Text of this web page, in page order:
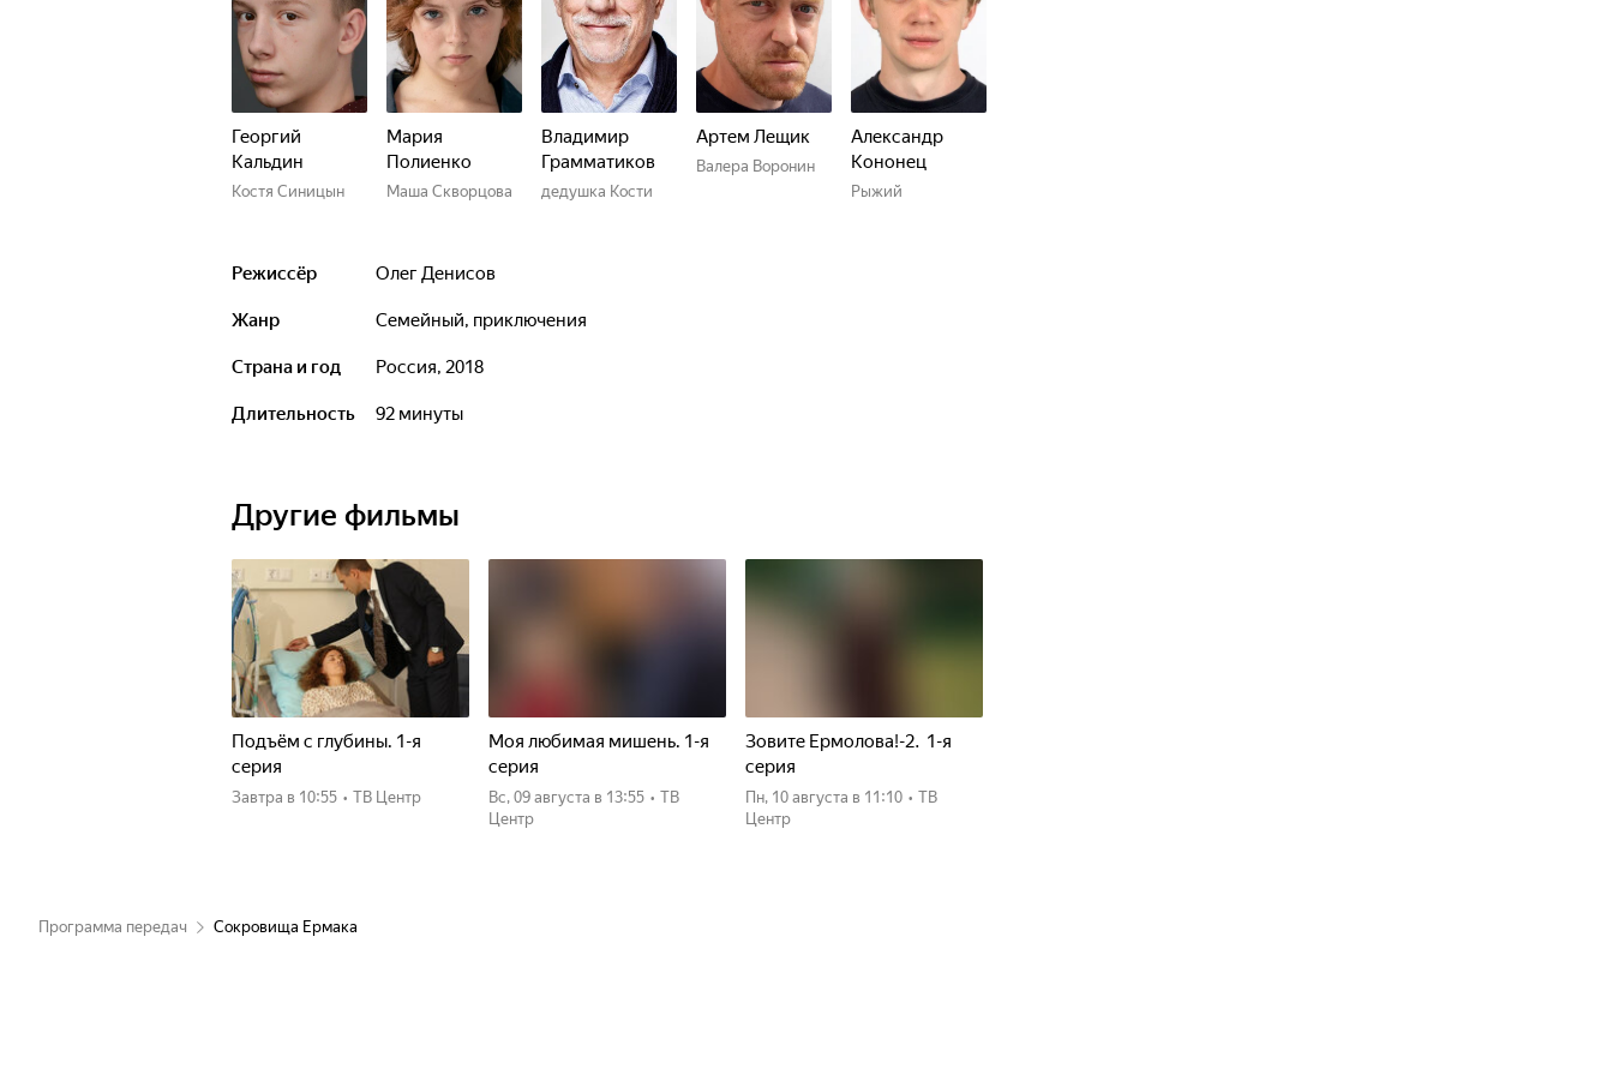
Георгий
Кальдин
Костя Синицын
Мария
Полиенко
Маша Скворцова
Владимир
Грамматиков
дедушка Кости
Артем Лещик
Валера Воронин
Александр
Кононец
Рыжий
Режиссёр Олег Денисов
Жанр семейный, приключения
Страна и год Россия, 2018
Длительность 92 минуты
Другие фильмы
Подъём с глубины. 1-я
серия
Завтра в 10:55 • ТВ Центр
Моя любимая мишень. 1-я
серия
вс, 09 августа в 13:55 • ТВ
Центр
Зовите Ермолова!-2. 1-я
серия
пн, 10 августа в 11:10 • ТВ
Центр
Программа передач Сокровища Ермака